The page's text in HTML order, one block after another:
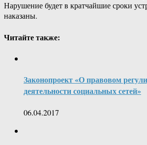
Нарушение будет в кратчайшие сроки
наказаны.
Читайте также:
Законопроект «О правовом
деятельности социальных сетей»
06.04.2017